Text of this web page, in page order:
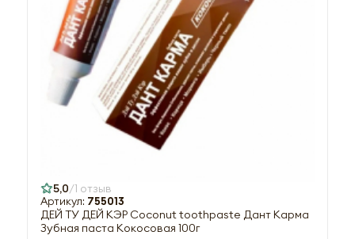
5,0 1 отзыв
Артикул: 755013
ДЕЙ ТУ ДЕЙ КЭР Coconut toothpaste Дант Карма
Зубная паста Кокосовая 100г